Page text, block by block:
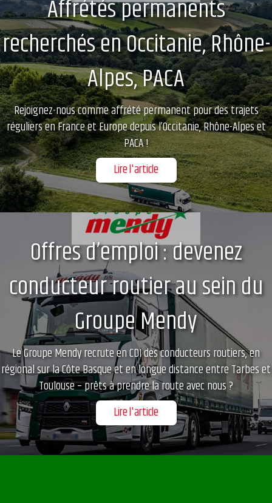
Affrétés permanents
recherchés en Occitanie, Rhône-
Alpes, PACA
Rejoignez-nous comme affrété permanent pour des trajets
réguliers en France et Europe depuis l’Occitanie, Rhône-Alpes et
PACA !
Lire l'article
Offres d’emploi : devenez
conducteur routier au sein du
Groupe Mendy
Le Groupe Mendy recrute en CDI des conducteurs routiers, en
régional sur la Côte Basque et en longue distance entre Tarbes et
Toulouse – prêts à prendre la route avec nous ?
Lire l'article